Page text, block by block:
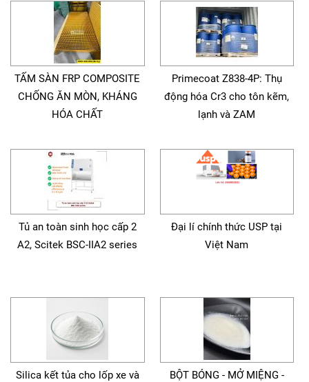
TẤM SÀN FRP COMPOSITE
CHỐNG ĂN MÒN, KHÁNG
HÓA CHẤT
Primecoat Z838-4P: Thụ
động hóa Cr3 cho tôn kẽm,
lạnh và ZAM
Tủ an toàn sinh học cấp 2
A2, Scitek BSC-IIA2 series
Đại lí chính thức USP tại
Việt Nam
Silica kết tủa cho lốp xe và
BỘT BÓNG - MỞ MIỆNG -